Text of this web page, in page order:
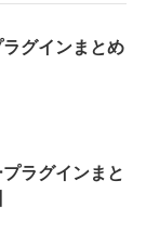
グインまとめ
ラグインまと